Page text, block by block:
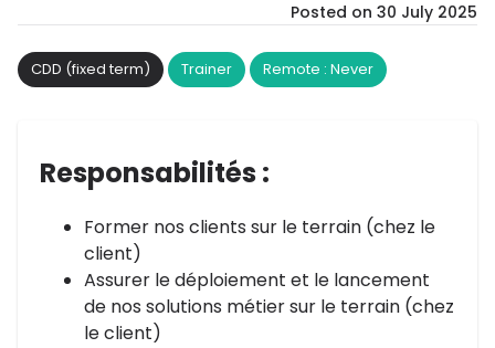
Posted on 30 July 2025
CDD (fixed term) Trainer Remote : Never
Responsabilités :
Former nos clients sur le terrain (chez le
client)
Assurer le déploiement et le lancement
de nos solutions métier sur le terrain (chez
le client)